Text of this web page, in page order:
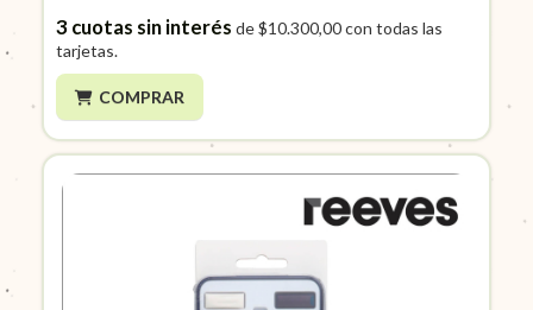
3cuotas sin interés de$10.300,00con todas las
tarjetas.
COMPRAR